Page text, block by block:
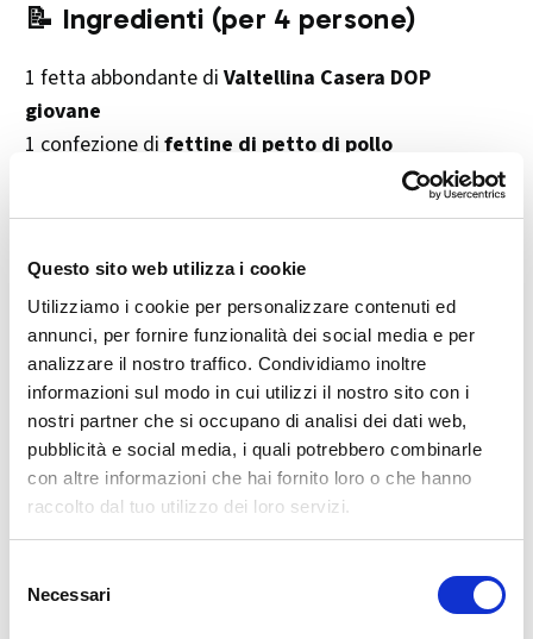
Questo sito web utilizza i cookie
Utilizziamo i cookie per personalizzare contenuti ed
annunci, per fornire funzionalità dei social media e per
analizzare il nostro traffico. Condividiamo inoltre
informazioni sul modo in cui utilizzi il nostro sito con i
nostri partner che si occupano di analisi dei dati web,
pubblicità e social media, i quali potrebbero combinarle
con altre informazioni che hai fornito loro o che hanno
raccolto dal tuo utilizzo dei loro servizi.
delNecessari
📝 Ingredienti (per 4 persone)
1 fetta abbondante di Valtellina Casera DOP
giovane
1 confezione di fettine di petto di pollo
Pangrattatoq.b.
1 confezione dipasta sfoglia rettangolare
Salvia frescaq.b.
Sale e pepe q.b.
1tuorlo d’uovo(per spennellare)
👨‍🍳 Preparazione passo dopo passo
Sbattere le uovacon un pizzico disale e pepe
Friggerle in olio caldo fino a doratura, poi farle